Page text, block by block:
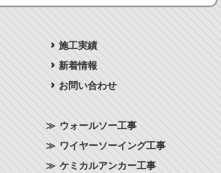
施工実績
新着情報
ウォールソー工事
ワイヤーソーイング工事
ケミカルアンカー工事
お問い合わせ